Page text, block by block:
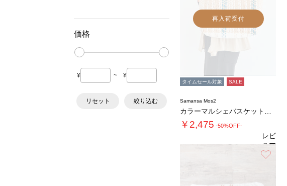
価格
¥ ~ ¥
リセット 絞り込む
再入荷受付
タイムセール対象 SALE
Samansa Mos2
￥2,475 -50%OFF-
5.0 （1）
レビ
ュー
を見
る